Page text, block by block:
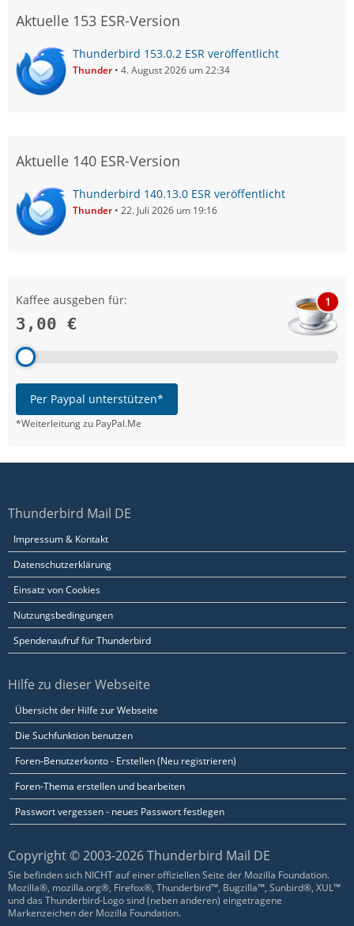
Aktuelle 153 ESR-Version
Thunderbird 153.0.2 ESR veröffentlicht
Thunder 4. August 2026 um 22:34
Aktuelle 140 ESR-Version
Thunderbird 140.13.0 ESR veröffentlicht
Thunder 22. Juli 2026 um 19:16
Kaffee ausgeben für:
3,00 €
1
Per Paypal unterstützen*
*Weiterleitung zu PayPal.Me
Thunderbird Mail DE
Impressum & Kontakt
Datenschutzerklärung
Einsatz von Cookies
Nutzungsbedingungen
Spendenaufruf für Thunderbird
Hilfe zu dieser Webseite
Übersicht der Hilfe zur Webseite
Die Suchfunktion benutzen
Foren-Benutzerkonto - Erstellen (Neu registrieren)
Foren-Thema erstellen und bearbeiten
Passwort vergessen - neues Passwort festlegen
Copyright © 2003-2026 Thunderbird Mail DE
Sie befinden sich NICHT auf einer offiziellen Seite der Mozilla Foundation.
Mozilla®, mozilla.org®, Firefox®, Thunderbird™, Bugzilla™, Sunbird®, XUL™
und das Thunderbird-Logo sind (neben anderen) eingetragene
Markenzeichen der Mozilla Foundation.